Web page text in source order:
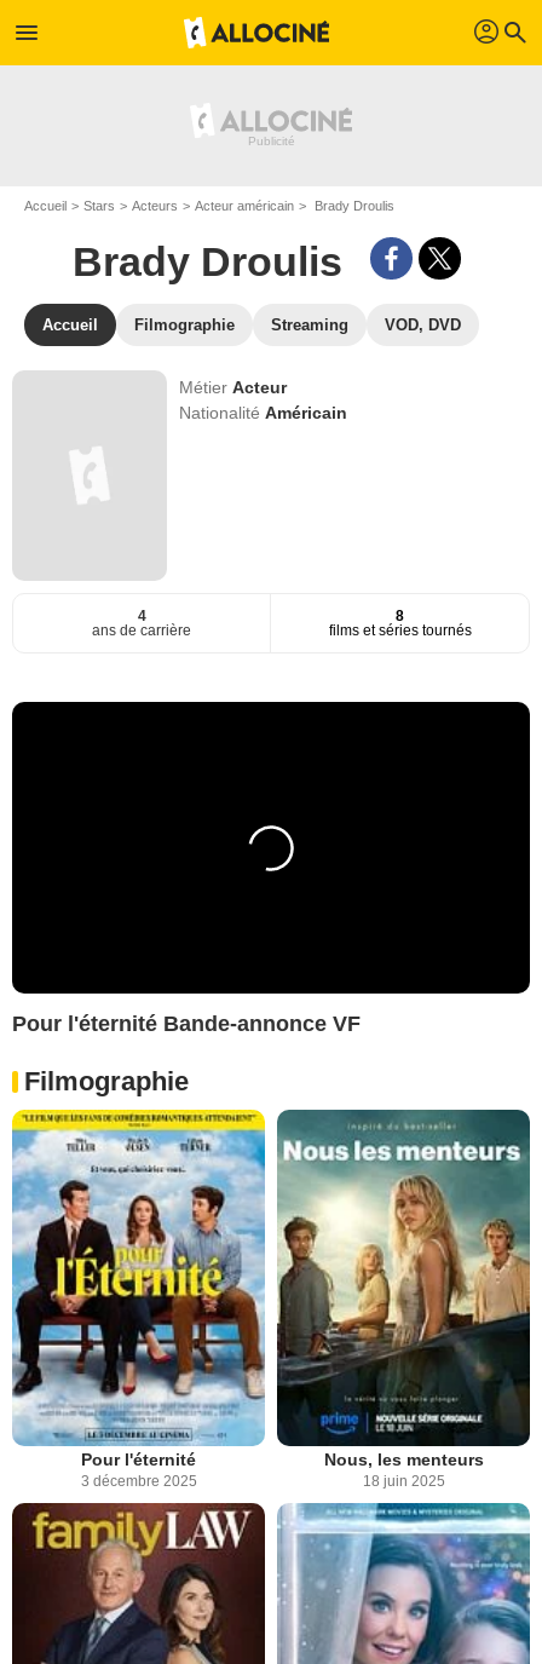
menu profil search
Accueil Stars Acteurs Acteur américain Brady Droulis
Brady Droulis
Accueil Filmographie Streaming VOD, DVD
MétierActeur
NationalitéAméricain
4
ans de carrière
8
films et séries tournés
Pour l'éternité Bande-annonce VF
Filmographie
Pour l'éternité
3 décembre 2025
Nous, les menteurs
18 juin 2025